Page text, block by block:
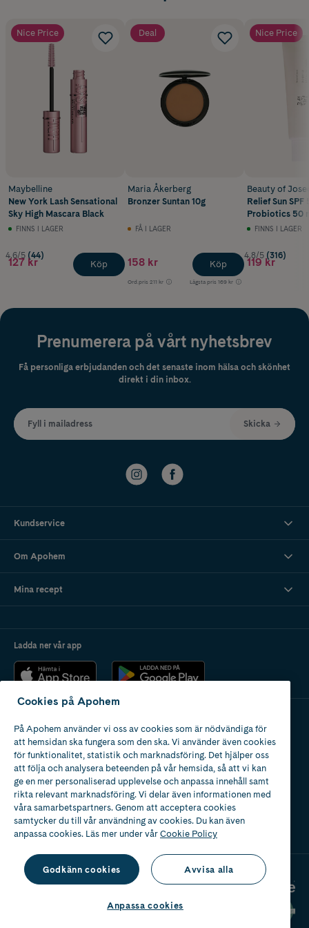
Nice Price
Maybelline
New York Lash Sensational
Sky High Mascara Black
FINNS I LAGER
4.6/5 (44)
127 kr Köp
Deal
Maria Åkerberg
Bronzer Suntan 10g
FÅ I LAGER
158 kr
Ord.pris 211 kr Lägsta pris 169 kr
Köp
Nice Price
Beauty of
Relief Sun SPF
Probiotics 50
FINNS I LAGER
4.8/5 (316)
119 kr
Prenumerera på vårt nyhetsbrev
Få personliga erbjudanden och det senaste inom hälsa och skönhet
direkt i din inbox.
Fyll i mailadress Skicka
Kundservice
Om Apohem
Mina recept
Ladda ner vår app
Apotek med tillstånd
av Läkemedelsverket
Cookies på Apohem
På Apohem använder vi oss av cookies som är nödvändiga för
att hemsidan ska fungera som den ska. Vi använder även cookies
för funktionalitet, statistik och marknadsföring. Det hjälper oss
att följa och analysera beteenden på vår hemsida, så att vi kan
ge en mer personaliserad upplevelse och anpassa innehåll samt
rikta relevant marknadsföring. Vi delar även informationen med
våra samarbetspartners. Genom att acceptera cookies
samtycker du till vår användning av cookies. Du kan även
anpassa cookies. Läs mer under vårCookie Policy
Godkänn cookies Avvisa alla
Anpassa cookies